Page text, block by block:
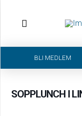
BLI MEDLEM
SOPPLUNCH I